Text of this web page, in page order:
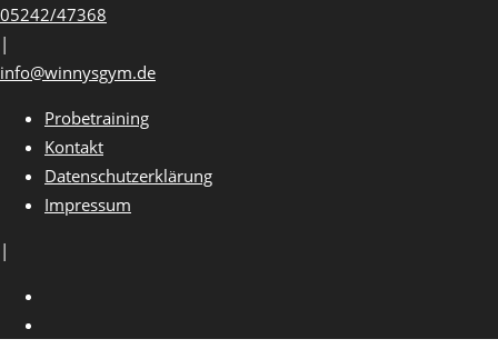
Skip
to
content
05242/47368
|
info@winnysgym.de
Probetraining
Kontakt
Datenschutzerklärung
Impressum
|